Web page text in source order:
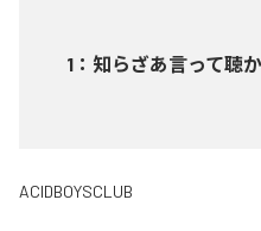
1 ： 知らざあ言って聴
ACIDBOYSCLUB